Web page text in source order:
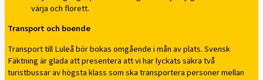
värja och florett.
Transport och boende
Transport till Luleå bör bokas omgående i mån av plats. Svensk
Fäktning är glada att presentera att vi har lyckats säkra två
turistbussar av högsta klass som ska transportera personer mellan